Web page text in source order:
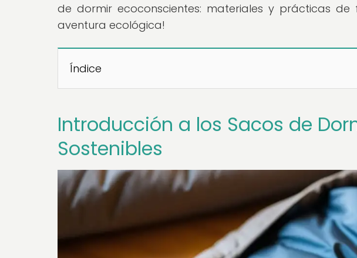
de dormir ecoconscientes: materiales y prácticas
aventura ecológica!
Índice
Introducción a los Sacos de
Sostenibles